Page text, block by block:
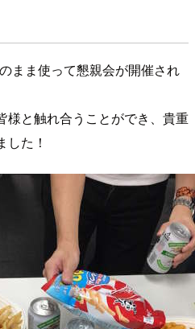
まま使って懇親会が開催され
様と触れ合うことができ、貴重
た！